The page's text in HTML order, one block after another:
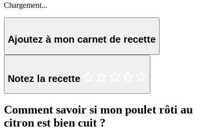
Chargement...
Ajoutez à mon carnet de recette
Notez la recette
Comment savoir si mon poulet rôti au
citron est bien cuit ?